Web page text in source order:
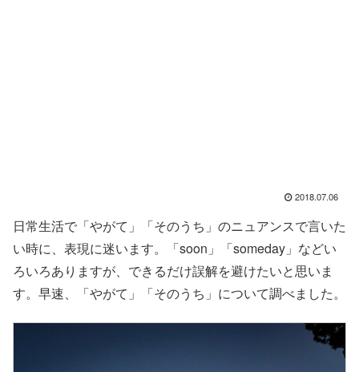
2018.07.06
日常生活で「やがて」「そのうち」のニュアンスで言いた
い時に、表現に迷います。「soon」「someday」などい
ろいろありますが、できるだけ誤解を避けたいと思いま
す。早速、「やがて」「そのうち」について調べました。